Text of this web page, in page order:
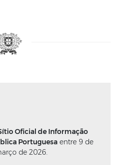
Oficial de Informação
Portuguesa entre 9 de
de 2026.